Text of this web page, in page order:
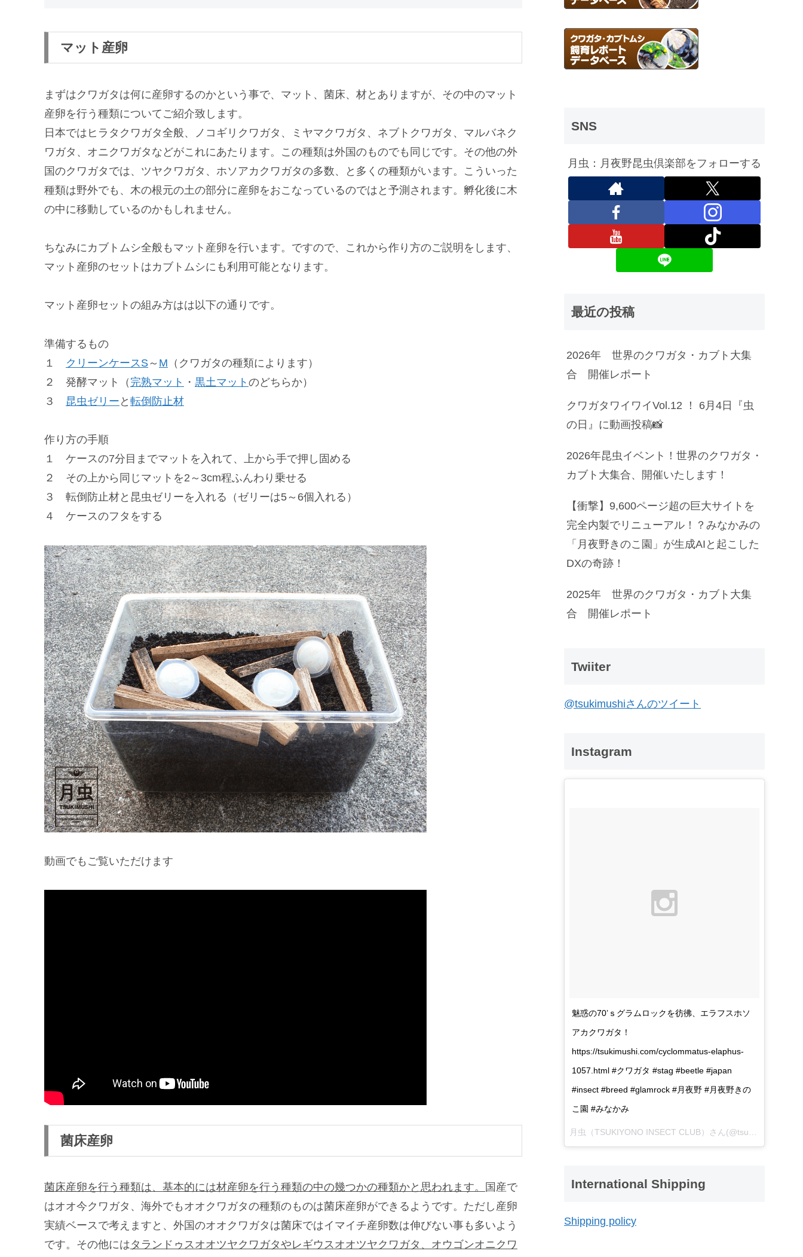
マット産卵
まずはクワガタは何に産卵するのかという事で、マット、菌床、材とありますが、その中のマット
産卵を行う種類についてご紹介致します。
日本ではヒラタクワガタ全般、ノコギリクワガタ、ミヤマクワガタ、ネブトクワガタ、マルバネク
ワガタ、オニクワガタなどがこれにあたります。この種類は外国のものでも同じです。その他の外
国のクワガタでは、ツヤクワガタ、ホソアカクワガタの多数、と多くの種類がいます。こういった
種類は野外でも、木の根元の土の部分に産卵をおこなっているのではと予測されます。孵化後に木
の中に移動しているのかもしれません。
ちなみにカブトムシ全般もマット産卵を行います。ですので、これから作り方のご説明をします、
マット産卵のセットはカブトムシにも利用可能となります。
マット産卵セットの組み方はは以下の通りです。
準備するもの
１ クリーンケースS～ M （クワガタの種類によります）
２ 発酵マット（ 完熟マット ・ 黒土マット のどちらか）
３ 昆虫ゼリー と 転倒防止材
作り方の手順
１ ケースの7分目までマットを入れて、上から手で押し固める
２ その上から同じマットを2～3cm程ふんわり乗せる
３ 転倒防止材と昆虫ゼリーを入れる（ゼリーは5～6個入れる）
４ ケースのフタをする
動画でもご覧いただけます
菌床産卵
菌床産卵を行う種類は、基本的には材産卵を行う種類の中の幾つかの種類かと思われます。
国産で
はオオ今クワガタ、海外でもオオクワガタの種類のものは菌床産卵ができるようです。ただし産卵
実績ベースで考えますと、外国のオオクワガタは菌床ではイマイチ産卵数は伸びない事も多いよう
です。その他にはタランドゥスオオツヤクワガタやレギウスオオツヤクワガタ、オウゴンオニクワ
SNS
月虫：月夜野昆虫倶楽部をフォローする
最近の投稿
2026年 世界のクワガタ・カブト大集
合 開催レポート
クワガタワイワイVol.12 ！ 6月4日『虫
の日』に動画投稿📸
2026年昆虫イベント！世界のクワガタ・
カブト大集合、開催いたします！
【衝撃】9,600ページ超の巨大サイトを
完全内製でリニューアル！？みなかみの
「月夜野きのこ園」が生成AIと起こした
DXの奇跡！
2025年 世界のクワガタ・カブト大集
合 開催レポート
Twiiter
@tsukimushiさんのツイート
Instagram
魅惑の70’ｓグラムロックを彷彿、エラフスホソ
アカクワガタ！
https://tsukimushi.com/cyclommatus-elaphus-
1057.html #クワガタ #stag #beetle #japan
#insect #breed #glamrock #月夜野 #月夜野きの
こ園 #みなかみ
International Shipping
Shipping policy